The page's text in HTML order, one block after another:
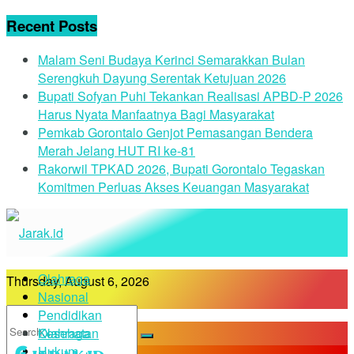
Recent Posts
Malam Seni Budaya Kerinci Semarakkan Bulan
Serengkuh Dayung Serentak Ketujuan 2026
Bupati Sofyan Puhi Tekankan Realisasi APBD-P 2026
Harus Nyata Manfaatnya Bagi Masyarakat
Pemkab Gorontalo Genjot Pemasangan Bendera
Merah Jelang HUT RI ke-81
Rakorwil TPKAD 2026, Bupati Gorontalo Tegaskan
Komitmen Perluas Akses Keuangan Masyarakat
Thursday, August 6, 2026
Olahraga
Nasional
Pendidikan
Kesehatan
Olahraga